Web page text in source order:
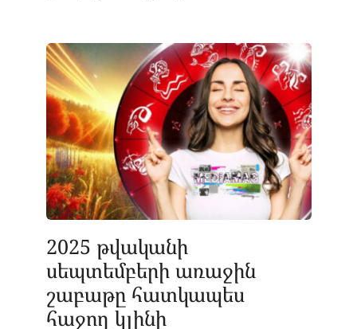
2025 թվականի
սեպտեմբերի առաջին
շաբաթը հատկապես
հաջող կլինի